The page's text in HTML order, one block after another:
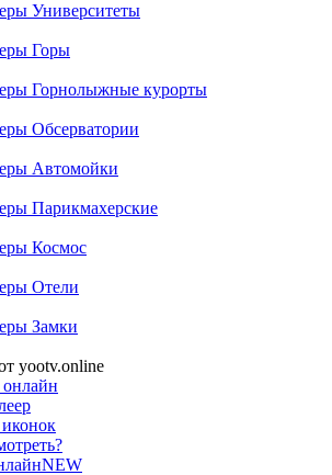
Университеты
Горы
Горнолыжные курорты
Обсерватории
Автомойки
Парикмахерские
Космос
Отели
Замки
yootv.online
NEW